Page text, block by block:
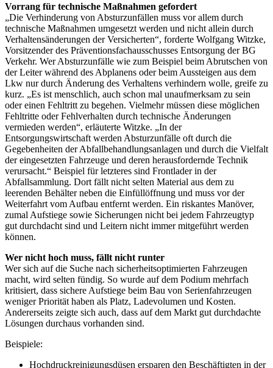
Vorrang für technische Maßnahmen gefordert
„Die Verhinderung von Absturzunfällen muss vor allem durch
technische Maßnahmen umgesetzt werden und nicht allein durch
Verhaltensänderungen der Versicherten“, forderte Wolfgang Witzke,
Vorsitzender des Präventionsfachausschusses Entsorgung der BG
Verkehr. Wer Absturzunfälle wie zum Beispiel beim Abrutschen von
der Leiter während des Abplanens oder beim Aussteigen aus dem
Lkw nur durch Änderung des Verhaltens verhindern wolle, greife zu
kurz. „Es ist menschlich, auch schon mal unaufmerksam zu sein
oder einen Fehltritt zu begehen. Vielmehr müssen diese möglichen
Fehltritte oder Fehlverhalten durch technische Änderungen
vermieden werden“, erläuterte Witzke. „In der
Entsorgungswirtschaft werden Absturzunfälle oft durch die
Gegebenheiten der Abfallbehandlungsanlagen und durch die Vielfalt
der eingesetzten Fahrzeuge und deren herausfordernde Technik
verursacht.“ Beispiel für letzteres sind Frontlader in der
Abfallsammlung. Dort fällt nicht selten Material aus dem zu
leerenden Behälter neben die Einfüllöffnung und muss vor der
Weiterfahrt vom Aufbau entfernt werden. Ein riskantes Manöver,
zumal Aufstiege sowie Sicherungen nicht bei jedem Fahrzeugtyp
gut durchdacht sind und Leitern nicht immer mitgeführt werden
können.
Wer nicht hoch muss, fällt nicht runter
Wer sich auf die Suche nach sicherheitsoptimierten Fahrzeugen
macht, wird selten fündig. So wurde auf dem Podium mehrfach
kritisiert, dass sichere Aufstiege beim Bau von Serienfahrzeugen
weniger Priorität haben als Platz, Ladevolumen und Kosten.
Andererseits zeigte sich auch, dass auf dem Markt gut durchdachte
Lösungen durchaus vorhanden sind.
Beispiele:
Hochdruckreinigungsdüsen ersparen den Beschäftigten in der